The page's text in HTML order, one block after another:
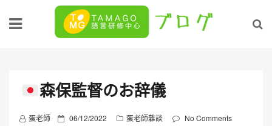
森保監督のお辞儀
蛋老師
P 06/12/2022 蛋老師雜談 No Comments